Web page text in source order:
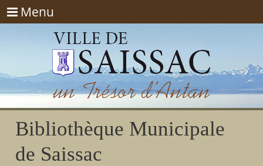
Menu
Menu
Bibliothèque Municipale
de Saissac